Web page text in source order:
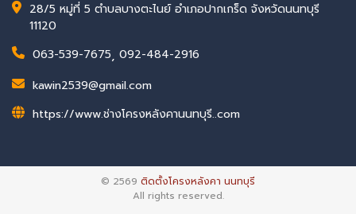
28/5 หมู่ที่ 5 ตำบลบางตะไนย์ อำเภอปากเกร็ด จังหวัดนนทบุรี
11120
063-539-7675, 092-484-2916
kawin2539@gmail.com
https://www.ช่างโครงหลังคานนทบุรี..com
© 2569 ติดตั้งโครงหลังคา นนทบุรี
All rights reserved.